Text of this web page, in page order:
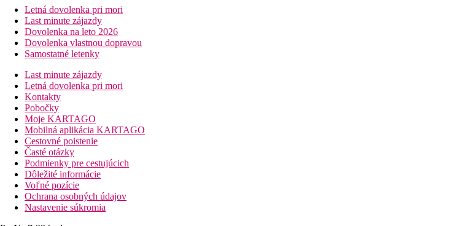
Letná dovolenka pri mori
Last minute zájazdy
Dovolenka na leto 2026
Dovolenka vlastnou dopravou
Samostatné letenky
Last minute zájazdy
Letná dovolenka pri mori
Kontakty
Pobočky
Moje KARTAGO
Mobilná aplikácia KARTAGO
Cestovné poistenie
Časté otázky
Podmienky pre cestujúcich
Dôležité informácie
Voľné pozície
Ochrana osobných údajov
Nastavenie súkromia